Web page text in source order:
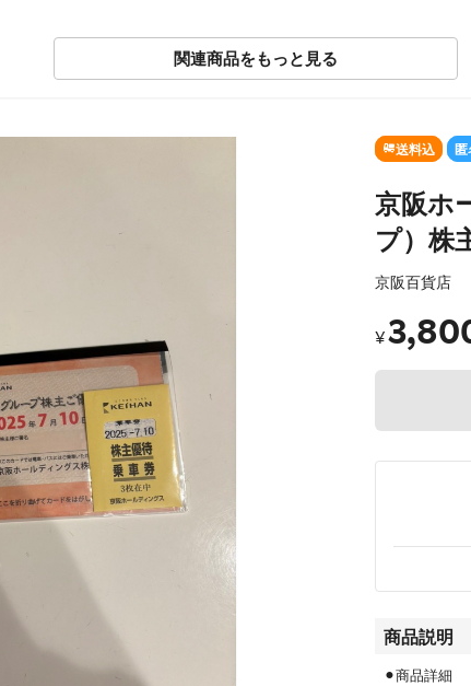
関連商品をもっと見る
送料込 匿
京阪ホ
プ）株
京阪百貨店
¥
商品説明
⚫︎商品詳細